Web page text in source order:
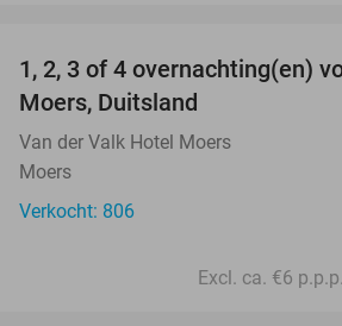
1, 2, 3 of 4 overnachting(en)
Moers, Duitsland
Van der Valk Hotel Moers
Moers
Verkocht: 806
Excl. ca. €6